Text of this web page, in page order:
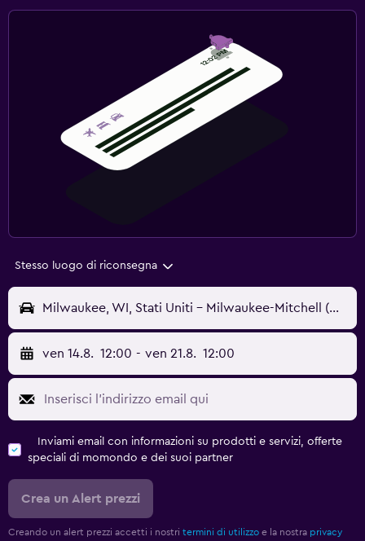
Stesso luogo di riconsegna
Milwaukee, WI, Stati Uniti - Milwaukee-Mitchell (MKE)
ven 14.8. 12:00 - ven 21.8. 12:00
Inviami email con informazioni su prodotti e servizi, offerte
speciali di momondo e dei suoi partner
Crea un Alert prezzi
Creando un alert prezzi accetti i nostri termini di utilizzo e la nostra privacy